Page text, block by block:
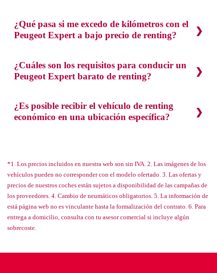
¿Qué pasa si me excedo de kilómetros con el
Peugeot Expert a bajo precio de renting?
¿Cuáles son los requisitos para conducir un
Peugeot Expert barato de renting?
¿Es posible recibir el vehículo de renting
económico en una ubicación específica?
*1. Los precios incluidos en nuestra web son sin IVA. 2. Las imágenes de los
vehículos pueden no corresponder con el modelo ofertado. 3. Las ofertas y
precios de nuestros coches están sujetos a disponibilidad de las campañas de
los proveedores. 4. Cambio de neumáticos obligatorios. 5. La información de
está página web no es vinculante hasta la formalización del contrato. 6. Para
entrega a domicilio, consulta con tu asesor comercial si incluye algún
sobrecoste.